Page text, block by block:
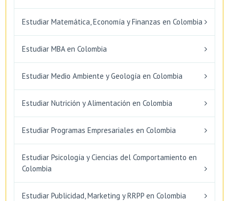
Estudiar Matemática, Economía y Finanzas en Colombia
Estudiar MBA en Colombia
Estudiar Medio Ambiente y Geología en Colombia
Estudiar Nutrición y Alimentación en Colombia
Estudiar Programas Empresariales en Colombia
Estudiar Psicología y Ciencias del Comportamiento en
Colombia
Estudiar Publicidad, Marketing y RRPP en Colombia